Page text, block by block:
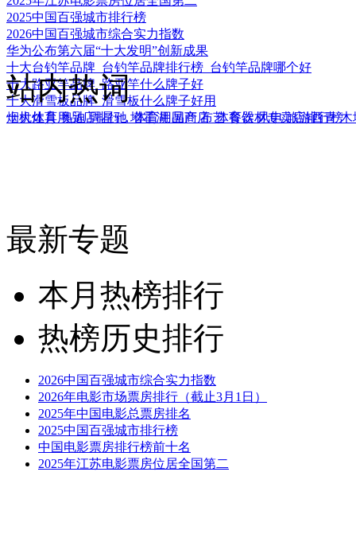
2025中国百强城市排行榜
2026中国百强城市综合实力指数
华为公布第六届“十大发明”创新成果
十大台钓竿品牌_台钓竿品牌排行榜_台钓竿品牌哪个好
十大路亚竿品牌_路亚竿什么牌子好
十大滑雪板品牌_滑雪板什么牌子好用
十大体育用品店排行，体育用品商店_体育器材专卖店排行榜
站内热词
烟机灶具 奥迪 周星驰 塔霍湖 国产 布艺 餐饮 风电 旅游西青 木
最新专题
本月热榜排行
热榜历史排行
2026中国百强城市综合实力指数
2026年电影市场票房排行（截止3月1日）
2025年中国电影总票房排名
2025中国百强城市排行榜
中国电影票房排行榜前十名
2025年江苏电影票房位居全国第二